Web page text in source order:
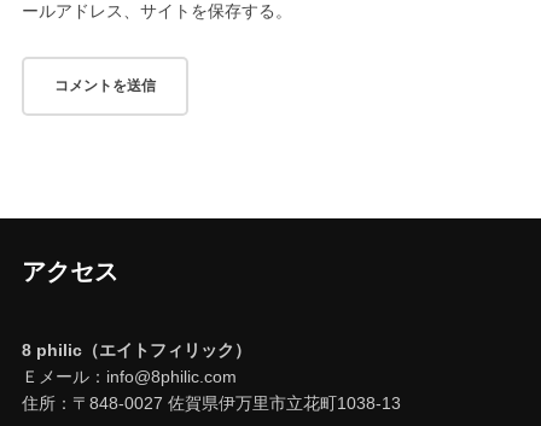
ールアドレス、サイトを保存する。
アクセス
8 philic（エイトフィリック）
Ｅメール：info@8philic.com
住所：〒848-0027 佐賀県伊万里市立花町1038-13